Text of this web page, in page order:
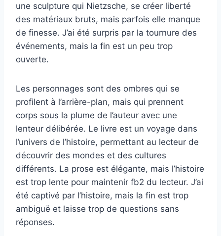
une sculpture qui Nietzsche, se créer liberté
des matériaux bruts, mais parfois elle manque
de finesse. J’ai été surpris par la tournure des
événements, mais la fin est un peu trop
ouverte.
Les personnages sont des ombres qui se
profilent à l’arrière-plan, mais qui prennent
corps sous la plume de l’auteur avec une
lenteur délibérée. Le livre est un voyage dans
l’univers de l’histoire, permettant au lecteur de
découvrir des mondes et des cultures
différents. La prose est élégante, mais l’histoire
est trop lente pour maintenir fb2 du lecteur. J’ai
été captivé par l’histoire, mais la fin est trop
ambiguë et laisse trop de questions sans
réponses.